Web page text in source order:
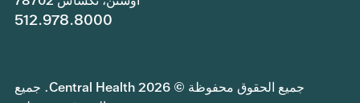
512.978.8000
جميع الحقوق محفوظة © 2026 Central Health. جميع